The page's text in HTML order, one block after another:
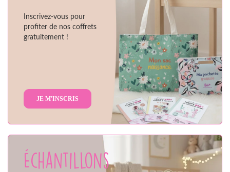
Inscrivez-vous pour
profiter de nos coffrets
gratuitement !
JE M'INSCRIS
Échantillons